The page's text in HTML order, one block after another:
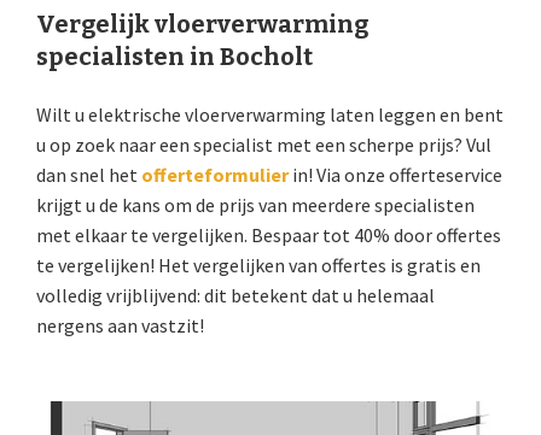
Vergelijk vloerverwarming
specialisten in Bocholt
Wilt u elektrische vloerverwarming laten leggen en bent
u op zoek naar een specialist met een scherpe prijs? Vul
dan snel het offerteformulierin! Via onze offerteservice
krijgt u de kans om de prijs van meerdere specialisten
met elkaar te vergelijken. Bespaar tot 40% door offertes
te vergelijken! Het vergelijken van offertes is gratis en
volledig vrijblijvend: dit betekent dat u helemaal
nergens aan vastzit!